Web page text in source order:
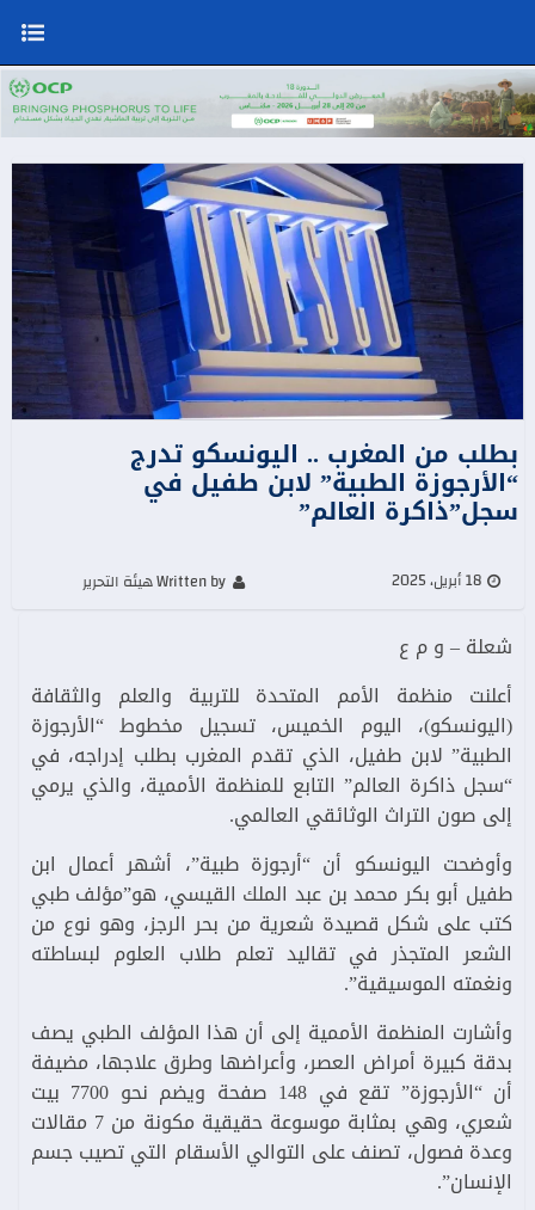
بطلب من المغرب .. اليونسكو تدرج
“الأرجوزة الطبية” لابن طفيل في
سجل”ذاكرة العالم”
18 أبريل، 2025
شعلة – و م ع
أعلنت منظمة الأمم المتحدة للتربية والعلم والثقافة
(اليونسكو)، اليوم الخميس، تسجيل مخطوط “الأرجوزة
الطبية” لابن طفيل، الذي تقدم المغرب بطلب إدراجه، في
“سجل ذاكرة العالم” التابع للمنظمة الأممية، والذي يرمي
إلى صون التراث الوثائقي العالمي.
وأوضحت اليونسكو أن “أرجوزة طبية”، أشهر أعمال ابن
طفيل أبو بكر محمد بن عبد الملك القيسي، هو”مؤلف طبي
كتب على شكل قصيدة شعرية من بحر الرجز، وهو نوع من
الشعر المتجذر في تقاليد تعلم طلاب العلوم لبساطته
ونغمته الموسيقية”.
وأشارت المنظمة الأممية إلى أن هذا المؤلف الطبي يصف
بدقة كبيرة أمراض العصر، وأعراضها وطرق علاجها، مضيفة
أن “الأرجوزة” تقع في 148 صفحة ويضم نحو 7700 بيت
شعري، وهي بمثابة موسوعة حقيقية مكونة من 7 مقالات
وعدة فصول، تصنف على التوالي الأسقام التي تصيب جسم
الإنسان”.